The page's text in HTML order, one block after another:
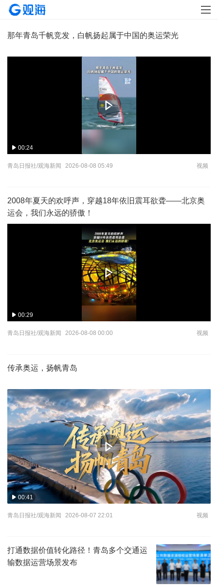
那年青岛千帆竞发，白帆扬起属于中国的奥运荣光
00:24
青岛日报社/观海新闻 2026-08-08 05:49 视频
2008年夏天的欢呼声，穿越18年依旧震耳欲聋——北京奥
运会，我们永远的骄傲！
00:29
青岛日报社/观海新闻 2026-08-08 00:00 视频
传承奥运，扬帆青岛
00:41
青岛日报社/观海新闻 2026-08-07 22:01 视频
打通数据价值转化路径！青岛多个交通运
输数据运营场景发布